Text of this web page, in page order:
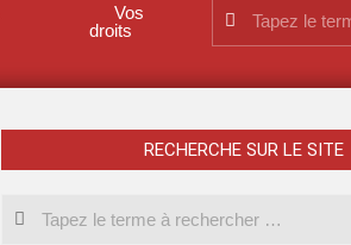
Vos
droits
RECHERCHE SUR LE SITE